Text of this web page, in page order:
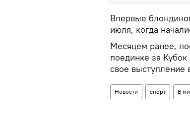
Впервые
июля, когда
Месяцем ранее,
поединке за
свое выступление
Новости спорт В